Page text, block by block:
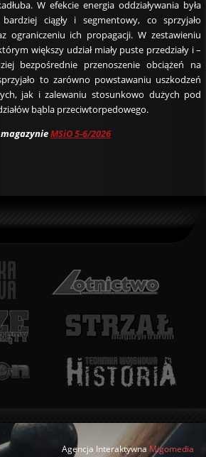
W efekcie energia oddziaływania była
ciągły i segmentowy, co sprzyjało
ograniczeniu ich propagacji. W zestawieniu
większy udział miały puste przedziały i –
bezpośrednie przenoszenie obciążeń na
to zarówno powstawaniu uszkodzeń
jak i zalewaniu stosunkowo dużych pod
bąbla przeciwtorpedowego.
MSiO 5-6/2026
Agencja Interaktywna Migomedia